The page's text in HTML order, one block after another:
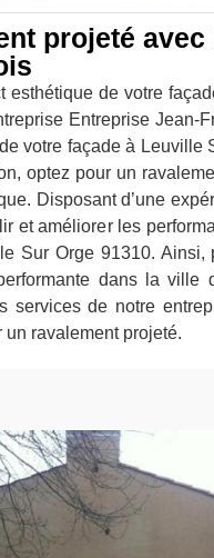
projeté
esthétique de votre
Entreprise Jean-
votre façade à Leuville
optez pour un
Disposant d’une
et améliorer les
Sur Orge 91310. Ainsi,
dans la ville
services de notre
un ravalement projeté.